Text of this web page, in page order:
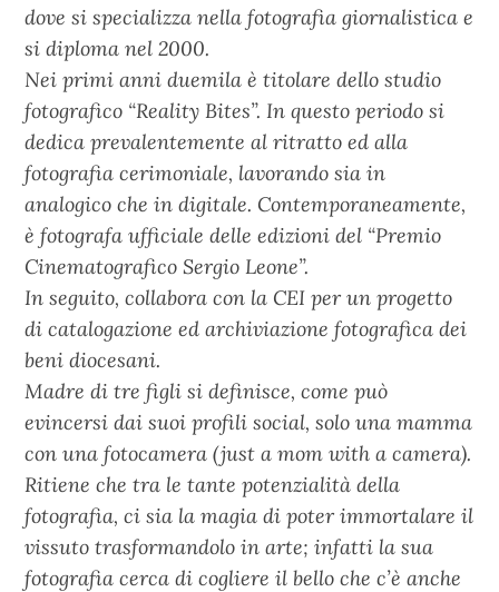
dove si specializza nella fotografia giornalistica e
si diploma nel 2000.
Nei primi anni duemila è titolare dello studio
fotografico “Reality Bites”. In questo periodo si
dedica prevalentemente al ritratto ed alla
fotografia cerimoniale, lavorando sia in
analogico che in digitale. Contemporaneamente,
è fotografa ufficiale delle edizioni del “Premio
Cinematografico Sergio Leone”.
In seguito, collabora con la CEI per un progetto
di catalogazione ed archiviazione fotografica dei
beni diocesani.
Madre di tre figli si definisce, come può
evincersi dai suoi profili social, solo una mamma
con una fotocamera (just a mom with a camera).
Ritiene che tra le tante potenzialità della
fotografia, ci sia la magia di poter immortalare il
vissuto trasformandolo in arte; infatti la sua
fotografia cerca di cogliere il bello che c’è anche